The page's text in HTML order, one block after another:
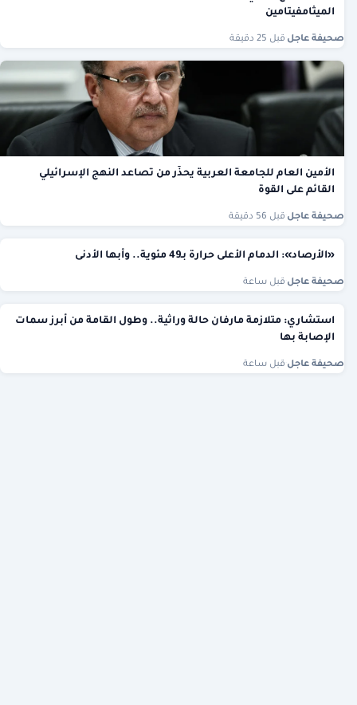
الميثامفيتامين
صحيفة عاجل قبل 25 دقيقة
الأمين العام للجامعة العربية يحذّر من تصاعد النهج الإسرائيلي
القائم على القوة
صحيفة عاجل قبل 56 دقيقة
«الأرصاد»: الدمام الأعلى حرارة بـ49 مئوية.. وأبها الأدنى
صحيفة عاجل قبل ساعة
استشاري: متلازمة مارفان حالة وراثية.. وطول القامة من أبرز سمات
الإصابة بها
صحيفة عاجل قبل ساعة